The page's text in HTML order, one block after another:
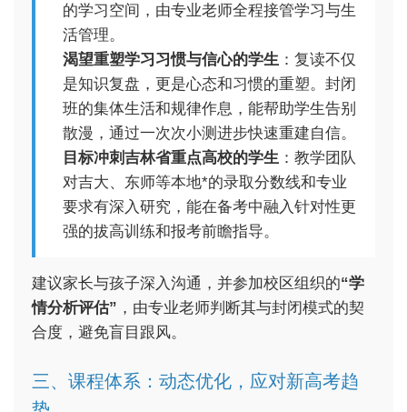
的学习空间，由专业老师全程接管学习与生
活管理。
渴望重塑学习习惯与信心的学生 ：复读不仅
是知识复盘，更是心态和习惯的重塑。封闭
班的集体生活和规律作息，能帮助学生告别
散漫，通过一次次小测进步快速重建自信。
目标冲刺吉林省重点高校的学生 ：教学团队
对吉大、东师等本地*的录取分数线和专业
要求有深入研究，能在备考中融入针对性更
强的拔高训练和报考前瞻指导。
建议家长与孩子深入沟通，并参加校区组织的“学
情分析评估” ，由专业老师判断其与封闭模式的契
合度，避免盲目跟风。
三、课程体系：动态优化，应对新高考趋